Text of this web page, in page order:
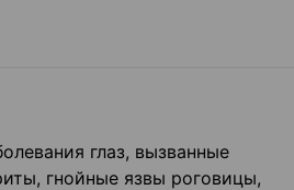
глаз, вызванные
гнойные язвы роговицы,